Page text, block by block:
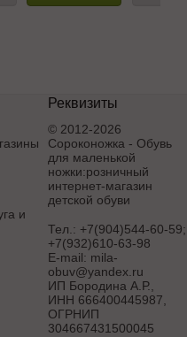
и
Реквизиты
© 2012-2026
Сороконожка - Обувь
для маленькой
ножки:розничный
интернет-магазин
детской обуви
Тел.: +7(904)544-60-59;
+7(932)610-63-98
E-mail: mila-
obuv@yandex.ru
ИП Бородина А.Р.
ИНН 666400445987,
ОГРНИП
304667431500045